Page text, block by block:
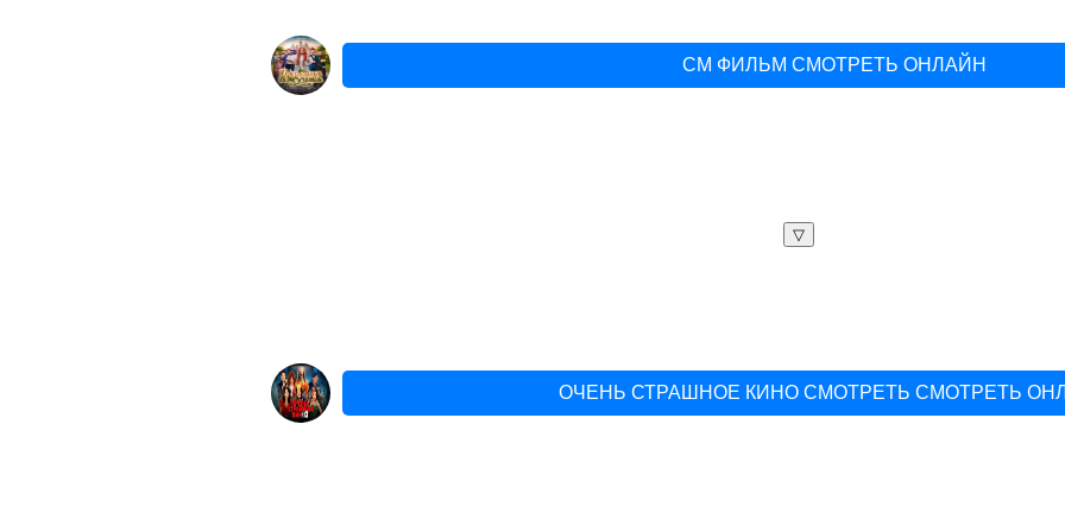
СМ ФИЛЬМ СМОТРЕТЬ ОНЛАЙН
▽
ОЧЕНЬ СТРАШНОЕ КИНО СМОТРЕТЬ СМОТРЕТЬ